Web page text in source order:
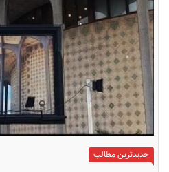
جدیدترین مطالب